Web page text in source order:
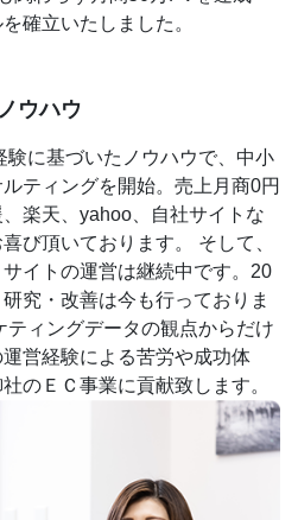
確立いたしました。
ウハウ
験に基づいたノウハウで、中小
ティングを開始。 売上月商0円
楽天、yahoo、自社サイトな
び頂いております。
そして、
イトの運営は継続中です。 20
究・改善は今も行っておりま
ティングデータの観点からだけ
営経験による苦労や成功体
のＥＣ事業に貢献致します。